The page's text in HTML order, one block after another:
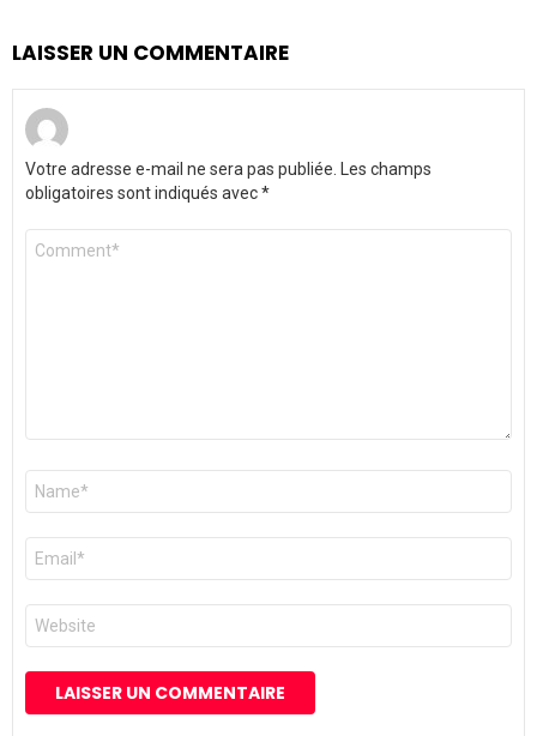
LAISSER UN COMMENTAIRE
Votre adresse e-mail ne sera pas publiée.
Les champs
obligatoires sont indiqués avec*
Commentaire
Nom
E-
mail
*
Site
web